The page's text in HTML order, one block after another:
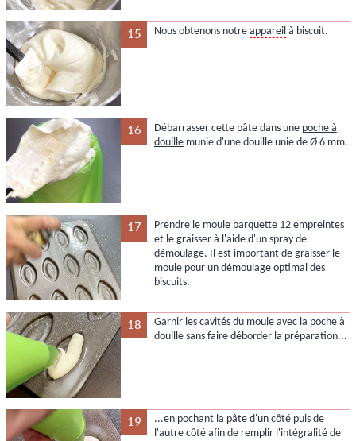
15 Nous obtenons notre appareilà biscuit.
16 Débarrasser cette pâte dans une poche à
douillemunie d'une douille unie de Ø 6 mm.
17
Prendre le moule barquette 12 empreintes
et le graisser à l'aide d'un spray de
démoulage. Il est important de graisser le
moule pour un démoulage optimal des
biscuits.
18
Garnir les cavités du moule avec la poche à
douille sans faire déborder la préparation...
19
...en pochant la pâte d'un côté puis de
l'autre côté afin de remplir l'intégralité de